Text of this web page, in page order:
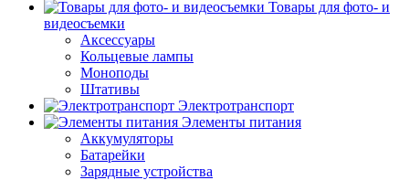
Товары для фото- и
видеосъемки
Аксессуары
Кольцевые лампы
Моноподы
Штативы
Электротранспорт
Элементы питания
Аккумуляторы
Батарейки
Зарядные устройства